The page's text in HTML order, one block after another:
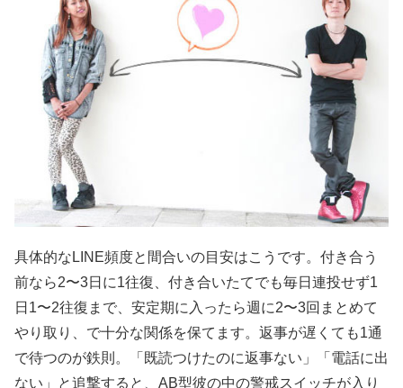
具体的なLINE頻度と間合いの目安はこうです。付き合う
前なら2〜3日に1往復、付き合いたてでも毎日連投せず1
日1〜2往復まで、安定期に入ったら週に2〜3回まとめて
やり取り、で十分な関係を保てます。返事が遅くても1通
で待つのが鉄則。「既読つけたのに返事ない」「電話に出
ない」と追撃すると、AB型彼の中の警戒スイッチが入り